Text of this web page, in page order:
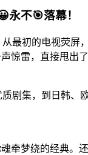
永不🎯落幕！
最初的电视荧屏
惊雷，直接甩
剧集，到日韩、
牵梦绕的经典